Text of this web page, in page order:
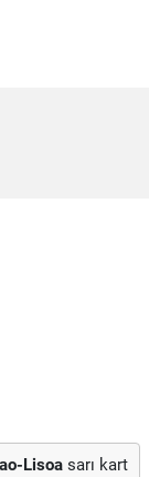
Lisoa sarı kart